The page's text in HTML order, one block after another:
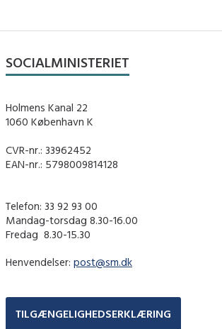
SOCIALMINISTERIET
Holmens Kanal 22
1060 København K
CVR-nr.: 33962452
EAN-nr.: 5798009814128
Telefon: 33 92 93 00
Mandag-torsdag 8.30-16.00
Fredag ​ 8.30-15.30
Henvendelser: post@sm.dk
TILGÆNGELIGHEDSERKLÆRING